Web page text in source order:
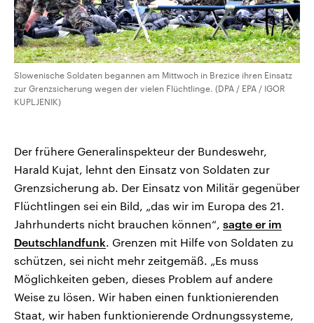
Slowenische Soldaten begannen am Mittwoch in Brezice ihren Einsatz
zur Grenzsicherung wegen der vielen Flüchtlinge. (DPA / EPA / IGOR
KUPLJENIK)
Der frühere Generalinspekteur der Bundeswehr,
Harald Kujat, lehnt den Einsatz von Soldaten zur
Grenzsicherung ab. Der Einsatz von Militär gegenüber
Flüchtlingen sei ein Bild, „das wir im Europa des 21.
Jahrhunderts nicht brauchen können“, sagte er im
Deutschlandfunk. Grenzen mit Hilfe von Soldaten zu
schützen, sei nicht mehr zeitgemäß. „Es muss
Möglichkeiten geben, dieses Problem auf andere
Weise zu lösen. Wir haben einen funktionierenden
Staat, wir haben funktionierende Ordnungssysteme,